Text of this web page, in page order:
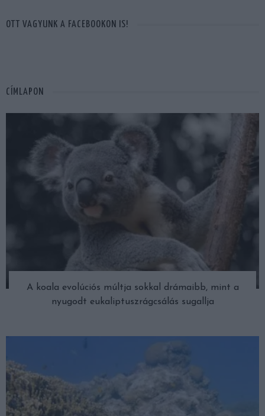
OTT VAGYUNK A FACEBOOKON IS!
CÍMLAPON
A koala evolúciós múltja sokkal drámaibb, mint a
nyugodt eukaliptuszrágcsálás sugallja